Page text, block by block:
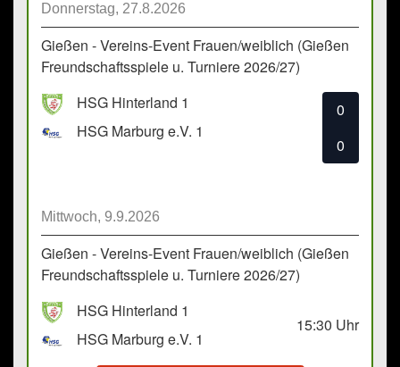
Donnerstag, 27.8.2026
Gießen - Vereins-Event Frauen/weiblich (Gießen
Freundschaftsspiele u. Turniere 2026/27)
HSG Hinterland 1
HSG Marburg e.V. 1
0
0
Mittwoch, 9.9.2026
Gießen - Vereins-Event Frauen/weiblich (Gießen
Freundschaftsspiele u. Turniere 2026/27)
HSG Hinterland 1
HSG Marburg e.V. 1
15:30 Uhr